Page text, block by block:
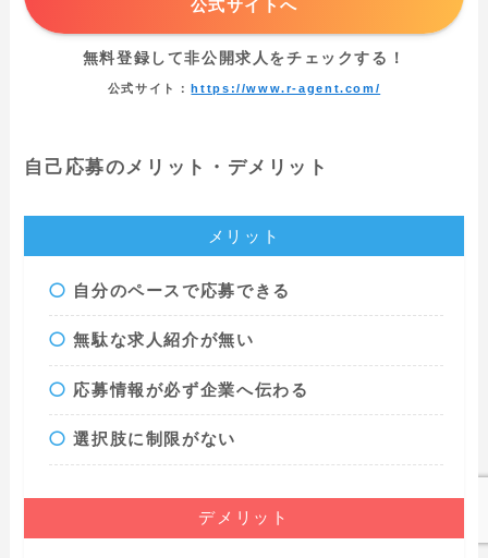
公式サイトへ
無料登録して非公開求人をチェックする！
公式サイト： https://www.r-agent.com/
自己応募のメリット・デメリット
メリット
自分のペースで応募できる
無駄な求人紹介が無い
応募情報が必ず企業へ伝わる
選択肢に制限がない
デメリット